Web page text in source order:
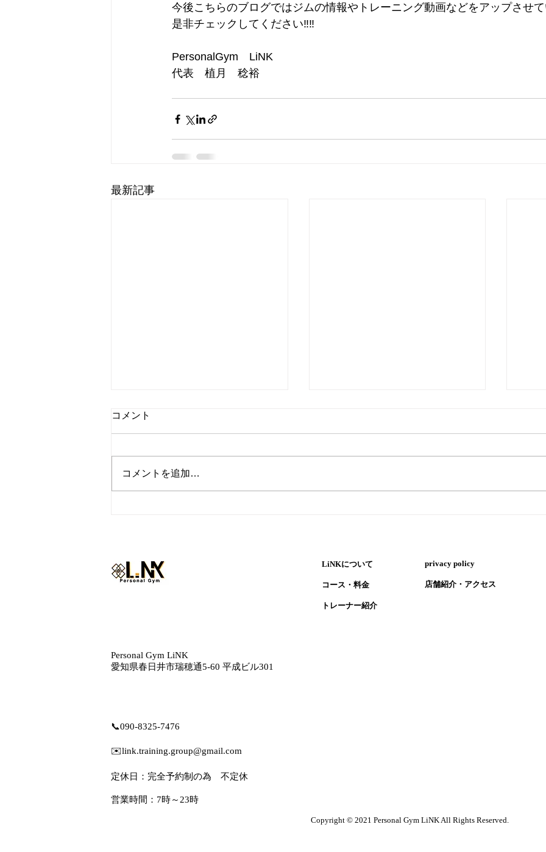
今後こちらのブログではジムの情報やトレーニング動画などをアップさせて
是非チェックしてください‼‼
PersonalGym　LiNK
代表　植月　稔裕
最新記事
コメント
コメントを追加…
LiNKについて
コース・​料金
​トレーナー紹介
​privacy policy
​店舗紹介・アクセス
Personal Gym LiNK
愛知県春日井市瑞穂通5‐60 平成ビル301
📞090-8325-7476
✉️link.training.group@gmail.com
定休日：完全予約制の為 不定休
営業時間：7時～23時
Copyright © 2021 Personal Gym LiNK All Rights Reserved.